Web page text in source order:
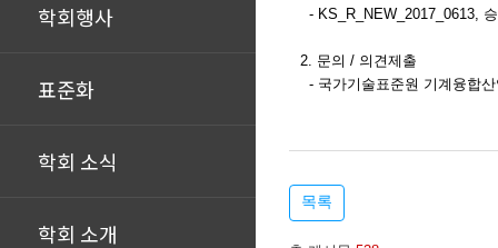
학회행사
표준화
학회 소식
학회 소개
- KS_R_NEW_2017_0613,
2. 문의 / 의견제출
- 국가기술표준원 기계융합
목록